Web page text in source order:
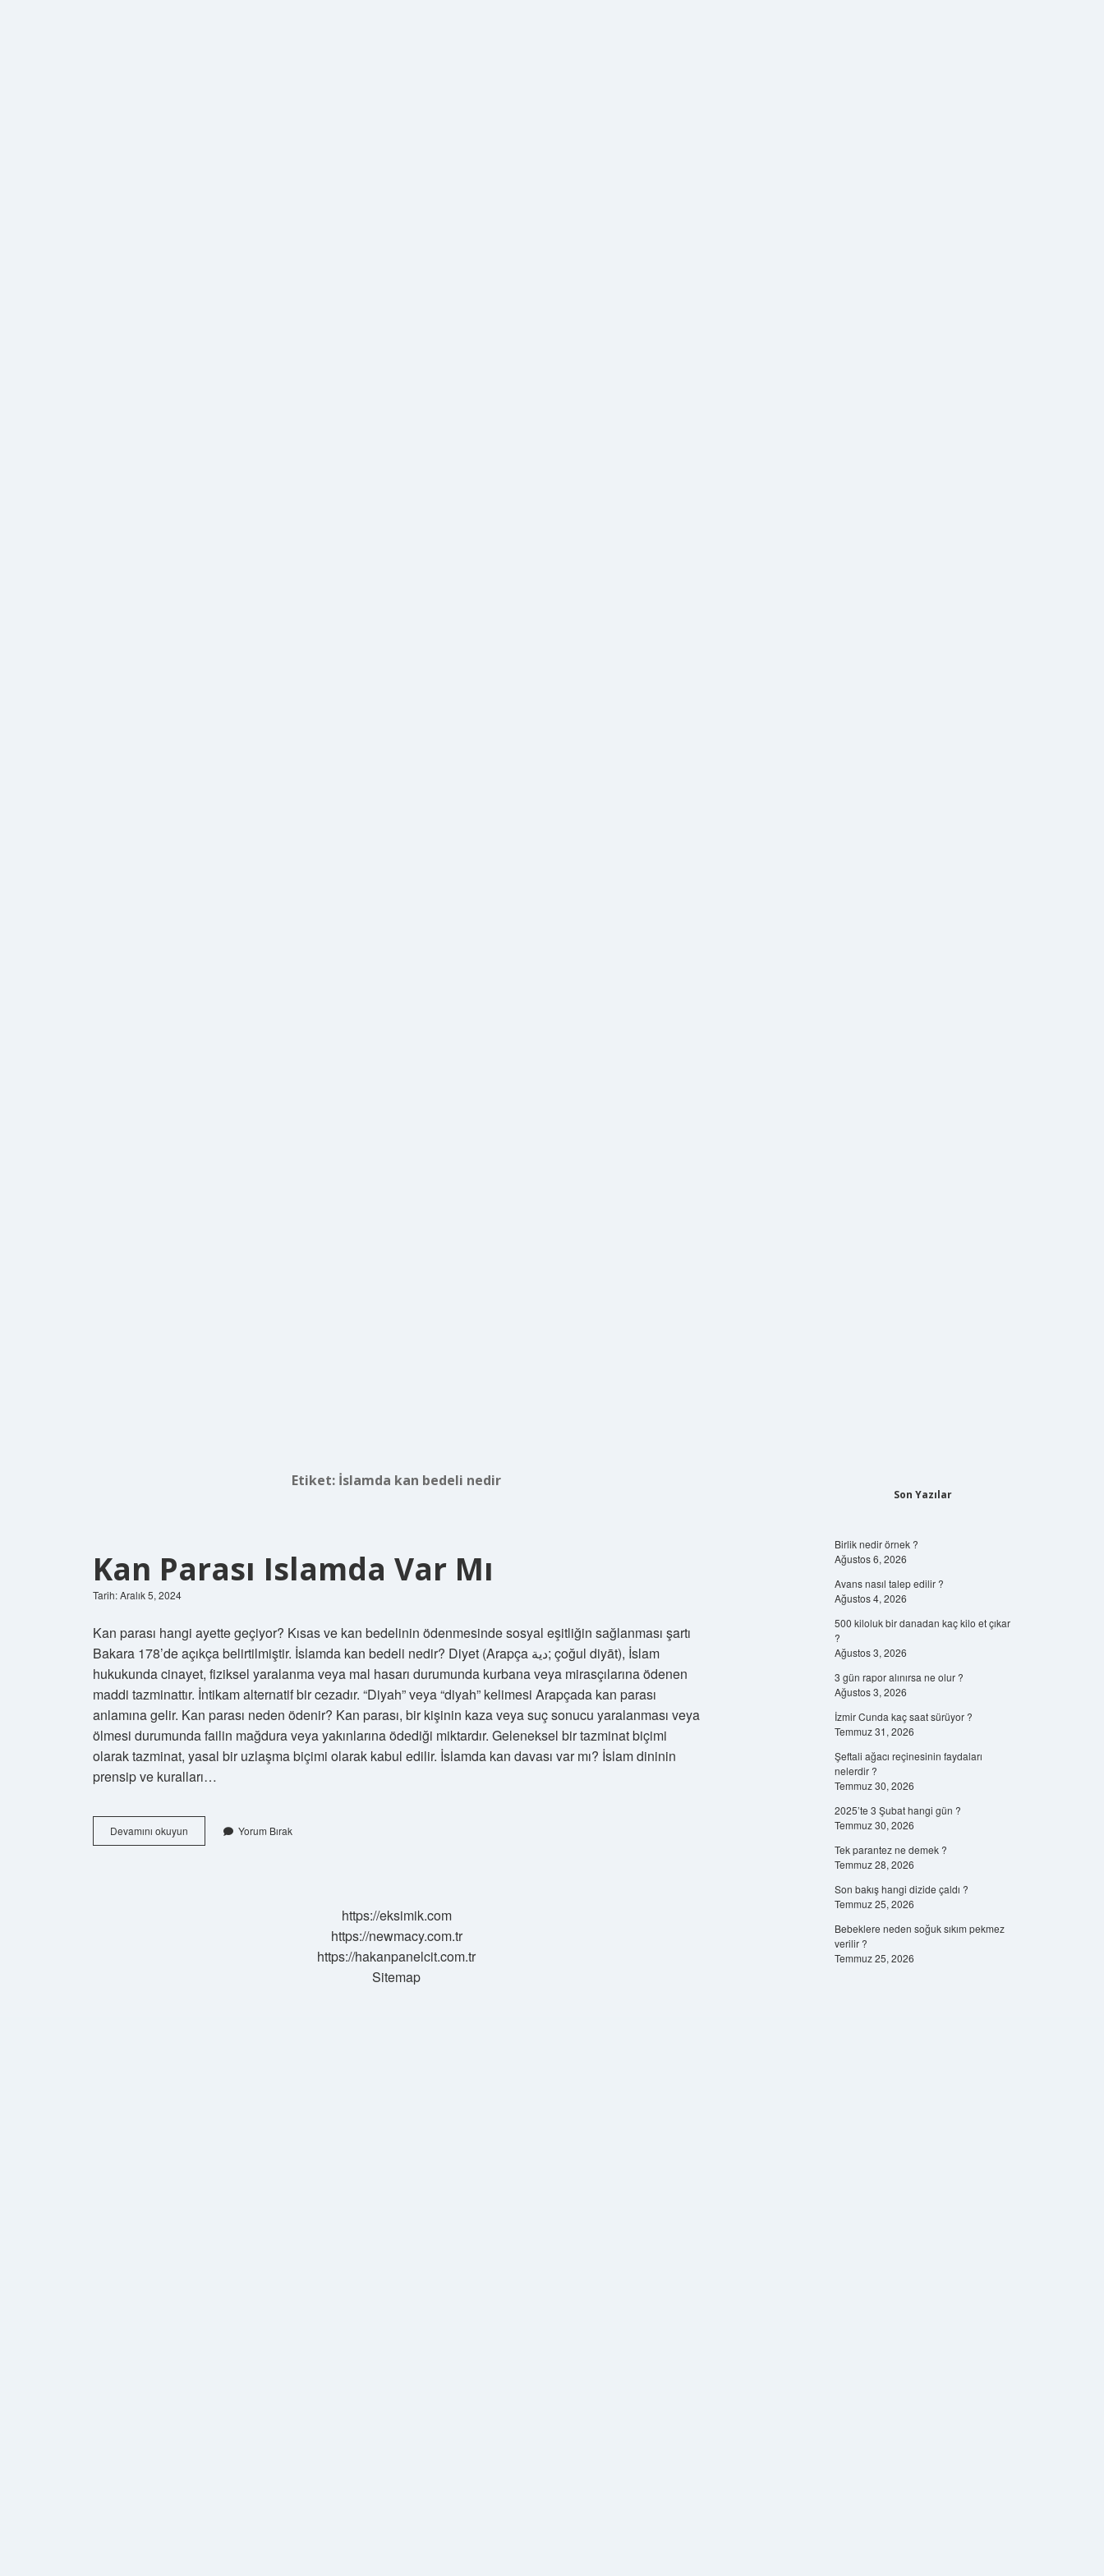
Etiket: İslamda kan bedeli nedir
Kan Parası Islamda Var Mı
Tarih: Aralık 5, 2024
Kan parası hangi ayette geçiyor? Kısas ve kan bedelinin ödenmesinde sosyal eşitliğin sağlanması şartı
Bakara 178’de açıkça belirtilmiştir. İslamda kan bedeli nedir? Diyet (Arapça دية; çoğul diyāt), İslam
hukukunda cinayet, fiziksel yaralanma veya mal hasarı durumunda kurbana veya mirasçılarına ödenen
maddi tazminattır. İntikam alternatif bir cezadır. “Diyah” veya “diyah” kelimesi Arapçada kan parası
anlamına gelir. Kan parası neden ödenir? Kan parası, bir kişinin kaza veya suç sonucu yaralanması veya
ölmesi durumunda failin mağdura veya yakınlarına ödediği miktardır. Geleneksel bir tazminat biçimi
olarak tazminat, yasal bir uzlaşma biçimi olarak kabul edilir. İslamda kan davası var mı? İslam dininin
prensip ve kuralları…
Devamını okuyun
Parası
Yorum Bırak
https://eksimik.com
https://newmacy.com.tr
https://hakanpanelcit.com.tr
Sitemap
Son Yazılar
Birlik nedir örnek ?
Ağustos 6, 2026
Avans nasıl talep edilir ?
Ağustos 4, 2026
500 kiloluk bir danadan kaç kilo et çıkar
?
Ağustos 3, 2026
3 gün rapor alınırsa ne olur ?
Ağustos 3, 2026
İzmir Cunda kaç saat sürüyor ?
Temmuz 31, 2026
Şeftali ağacı reçinesinin faydaları
nelerdir ?
Temmuz 30, 2026
2025’te 3 Şubat hangi gün ?
Temmuz 30, 2026
Tek parantez ne demek ?
Temmuz 28, 2026
Son bakış hangi dizide çaldı ?
Temmuz 25, 2026
Bebeklere neden soğuk sıkım pekmez
verilir ?
Temmuz 25, 2026